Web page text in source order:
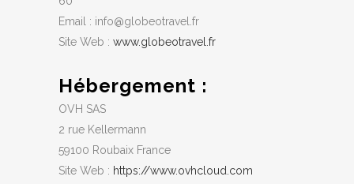
Email : info@globeotravel.fr
Site Web : www.globeotravel.fr
Hébergement :
OVH SAS
2 rue Kellermann
59100 Roubaix France
Site Web : https://www.ovhcloud.com